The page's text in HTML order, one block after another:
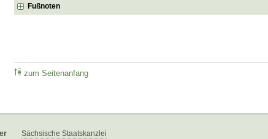
Fußnoten
zum Seitenanfang
Sächsische Staatskanzlei